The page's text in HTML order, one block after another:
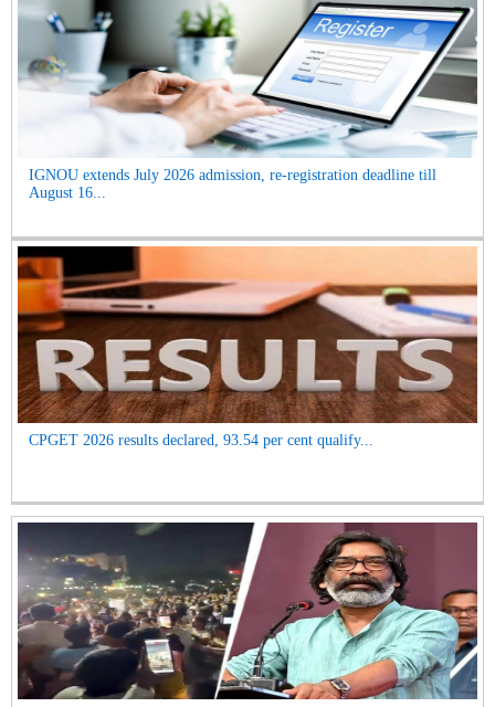
IGNOU extends July 2026 admission, re-registration deadline till
August 16...
CPGET 2026 results declared, 93.54 per cent qualify...